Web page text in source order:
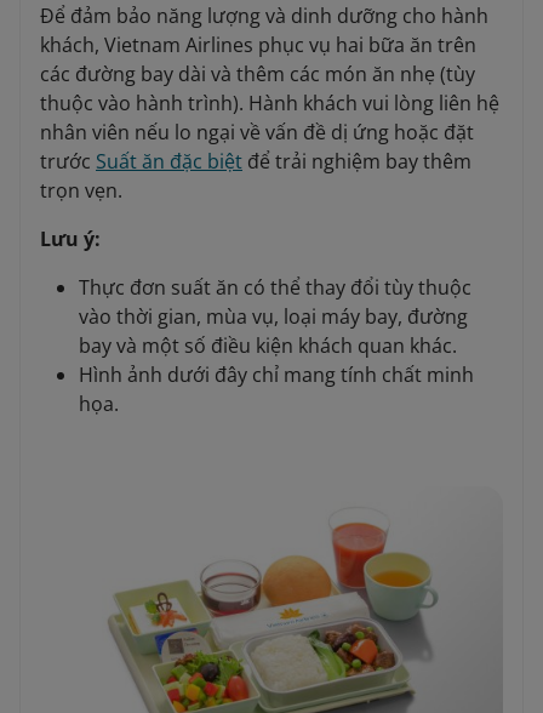
Để đảm bảo năng lượng và dinh dưỡng cho hành
khách, Vietnam Airlines phục vụ hai bữa ăn trên
các đường bay dài và thêm các món ăn nhẹ (tùy
thuộc vào hành trình). Hành khách vui lòng liên hệ
nhân viên nếu lo ngại về vấn đề dị ứng hoặc đặt
trước Suất ăn đặc biệt để trải nghiệm bay thêm
trọn vẹn.
Lưu ý:
Thực đơn suất ăn có thể thay đổi tùy thuộc
vào thời gian, mùa vụ, loại máy bay, đường
bay và một số điều kiện khách quan khác.
Hình ảnh dưới đây chỉ mang tính chất minh
họa.